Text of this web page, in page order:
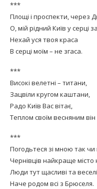
***
Площі і проспекти, через
О, мій рідний Київ у серці
Нехай уся твоя краса
В серці моїм – не згаса.
***
Високі велетні – титани,
Зацвіли кругом каштани,
Радо Київ Вас вітає,
Теплом своїм весняним він
***
Погодьтеся зі мною так чи
Чернівців найкраще місто
Люди тут щасливі та
Наче родом всі з Брюселя.